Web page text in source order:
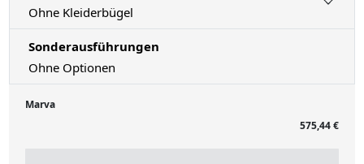
Ohne Kleiderbügel
Sonderausführungen
Ohne Optionen
Marva
575,44 €